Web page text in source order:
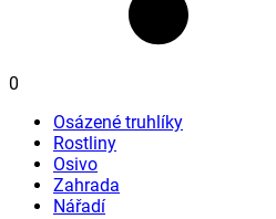
0
Osázené truhlíky
Rostliny
Osivo
Zahrada
Nářadí